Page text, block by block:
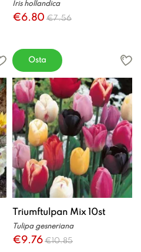
Iris hollandica
€6.80 €7.56
Osta
Triumftulpan Mix 10st
Tulipa gesneriana
€9.76 €10.85